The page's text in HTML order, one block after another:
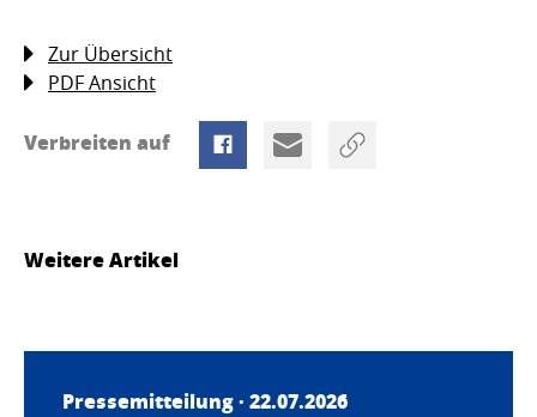
Zur Übersicht
PDF Ansicht
Verbreiten auf
Weitere Artikel
Pressemitteilung · 22.07.2026